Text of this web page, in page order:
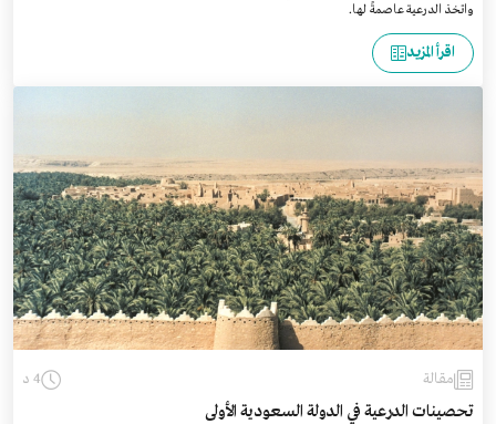
واتخذ الدرعية عاصمةً لها.
اقرأ المزيد
مقالة 4 د
تحصينات الدرعية في الدولة السعودية الأولى